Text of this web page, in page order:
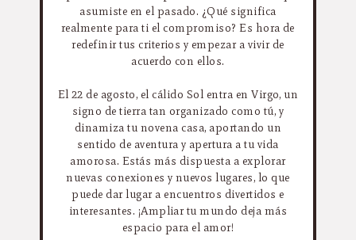
asumiste en el pasado. ¿Qué significa
realmente para ti el compromiso? Es hora de
redefinir tus criterios y empezar a vivir de
acuerdo con ellos.
El 22 de agosto, el cálido Sol entra en Virgo, un
signo de tierra tan organizado como tú, y
dinamiza tu novena casa, aportando un
sentido de aventura y apertura a tu vida
amorosa. Estás más dispuesta a explorar
nuevas conexiones y nuevos lugares, lo que
puede dar lugar a encuentros divertidos e
interesantes. ¡Ampliar tu mundo deja más
espacio para el amor!